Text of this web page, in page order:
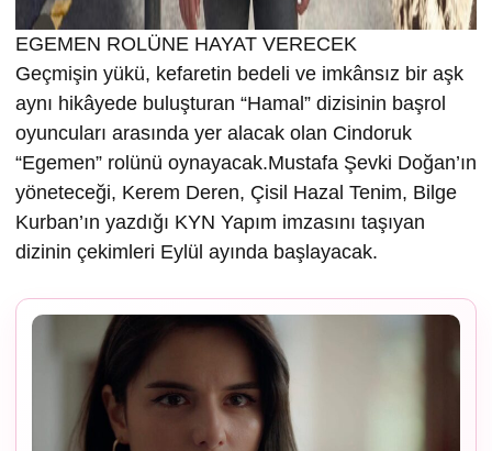
EGEMEN ROLÜNE HAYAT VERECEK
Geçmişin yükü, kefaretin bedeli ve imkânsız bir aşk
aynı hikâyede buluşturan “Hamal” dizisinin başrol
oyuncuları arasında yer alacak olan Cindoruk
“Egemen” rolünü oynayacak.Mustafa Şevki Doğan’ın
yöneteceği, Kerem Deren, Çisil Hazal Tenim, Bilge
Kurban’ın yazdığı KYN Yapım imzasını taşıyan
dizinin çekimleri Eylül ayında başlayacak.